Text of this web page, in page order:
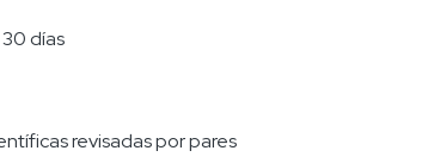
días
revisadas por pares